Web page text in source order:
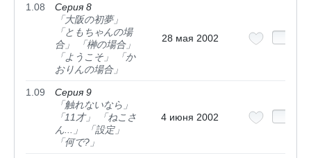
1.08
Серия 8
「大阪の初夢」
「ともちゃんの場
合」 「榊の場合」
「ようこそ」 「か
おりんの場合」
28 мая 2002
1.09
Серия 9
「触れないなら」
「11才」 「ねこさ
ん...」 「設定」
「何で?」
4 июня 2002